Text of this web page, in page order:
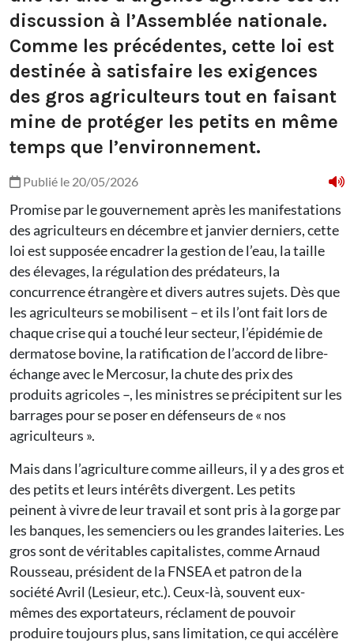
discussion à l’Assemblée nationale.
Comme les précédentes, cette loi est
destinée à satisfaire les exigences
des gros agriculteurs tout en faisant
mine de protéger les petits en même
temps que l’environnement.
Publié le 20/05/2026
Promise par le gouvernement après les manifestations
des agriculteurs en décembre et janvier derniers, cette
loi est supposée encadrer la gestion de l’eau, la taille
des élevages, la régulation des prédateurs, la
concurrence étrangère et divers autres sujets. Dès que
les agriculteurs se mobilisent – et ils l’ont fait lors de
chaque crise qui a touché leur secteur, l’épidémie de
dermatose bovine, la ratification de l’accord de libre-
échange avec le Mercosur, la chute des prix des
produits agricoles –, les ministres se précipitent sur les
barrages pour se poser en défenseurs de « nos
agriculteurs ».
Mais dans l’agriculture comme ailleurs, il y a des gros et
des petits et leurs intérêts divergent. Les petits
peinent à vivre de leur travail et sont pris à la gorge par
les banques, les semenciers ou les grandes laiteries. Les
gros sont de véritables capitalistes, comme Arnaud
Rousseau, président de la FNSEA et patron de la
société Avril (Lesieur, etc.). Ceux-là, souvent eux-
mêmes des exportateurs, réclament de pouvoir
produire toujours plus, sans limitation, ce qui accélère